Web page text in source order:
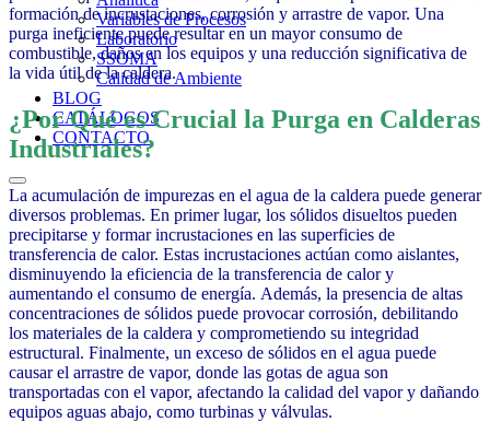
Variables de Procesos
Laboratorio
SSOMA
Calidad de Ambiente
BLOG
CATÁLOGOS
CONTACTO
formación de incrustaciones, corrosión y arrastre de vapor. Una
purga ineficiente puede resultar en un mayor consumo de
combustible, daños en los equipos y una reducción significativa de
la vida útil de la caldera.
¿Por Qué es Crucial la Purga en Calderas
Industriales?
La acumulación de impurezas en el agua de la caldera puede generar
diversos problemas. En primer lugar, los sólidos disueltos pueden
precipitarse y formar incrustaciones en las superficies de
transferencia de calor. Estas incrustaciones actúan como aislantes,
disminuyendo la eficiencia de la transferencia de calor y
aumentando el consumo de energía. Además, la presencia de altas
concentraciones de sólidos puede provocar corrosión, debilitando
los materiales de la caldera y comprometiendo su integridad
estructural. Finalmente, un exceso de sólidos en el agua puede
causar el arrastre de vapor, donde las gotas de agua son
transportadas con el vapor, afectando la calidad del vapor y dañando
equipos aguas abajo, como turbinas y válvulas.